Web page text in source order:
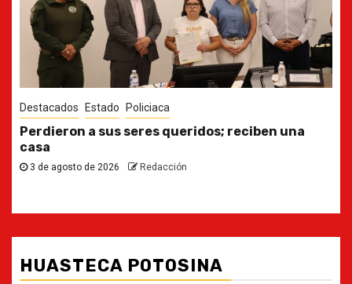
Destacados Estado
Ya casi, el quinto informe del Gobernador
30 de julio de 2026
HUASTECA POTOSINA